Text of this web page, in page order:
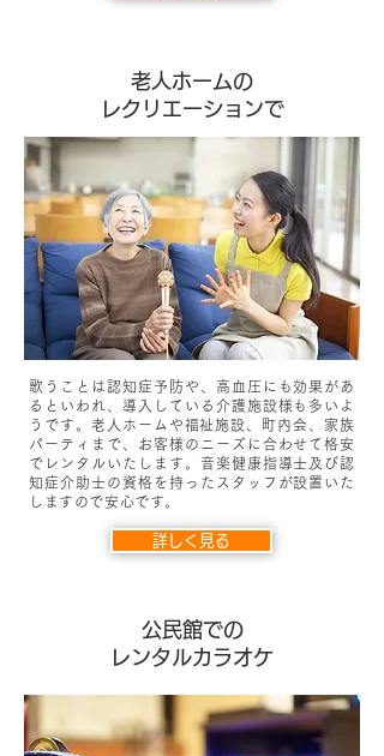
​老人ホームの
レクリエーションで
歌うことは認知症予防や、高血圧にも効果があ
るといわれ、導入している介護施設様も多いよ
うです。​老人ホームや福祉施設、町内会、家族
パーティまで、お客様のニーズに合わせて格安
でレンタルいたします。音楽健康指導士及び認
知症介助士の資格を持ったスタッフが設置いた
しますので安心です。
詳しく見る
公民館での
​レンタルカラオケ